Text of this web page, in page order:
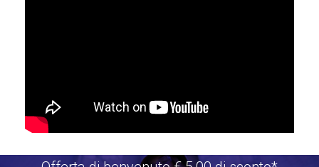
SuVFASTORE
diverse collezioni come leSaucony Jazz, sia con